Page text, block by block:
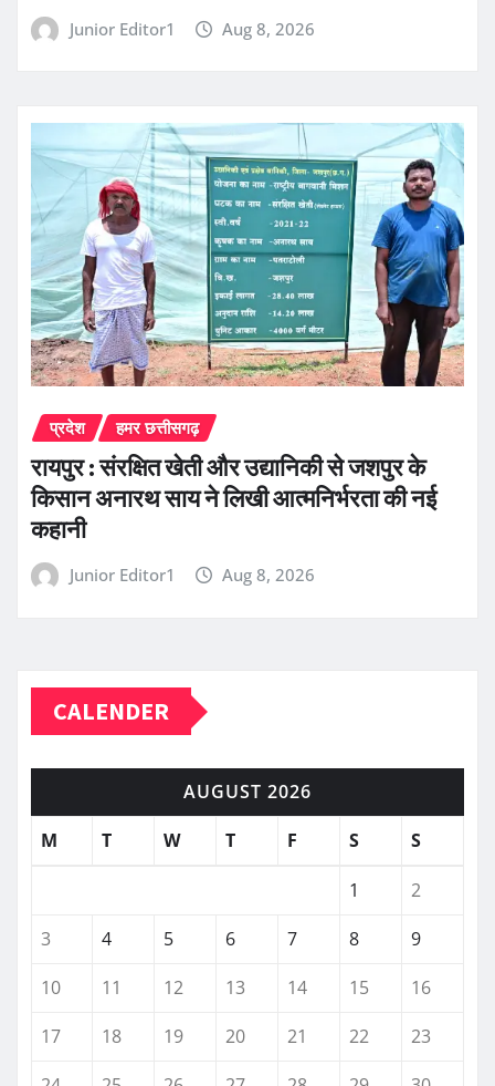
Junior Editor1 Aug 8, 2026
प्रदेश हमर छत्तीसगढ़
रायपुर : संरक्षित खेती और उद्यानिकी से जशपुर के
किसान अनारथ साय ने लिखी आत्मनिर्भरता की नई
कहानी
Junior Editor1 Aug 8, 2026
CALENDER
AUGUST 2026
M
T W T F S S
1
2
3
4 5 6 7 8
9
10
11 12 13 14 15
16
17
18 19 20 21 22
23